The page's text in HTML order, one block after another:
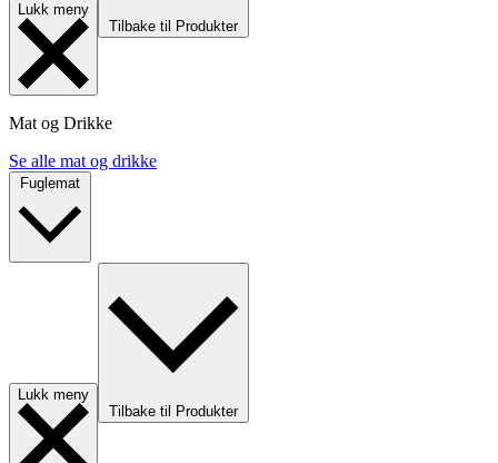
Lukk meny
Tilbake til Produkter
Mat og Drikke
Se alle mat og drikke
Lukk meny
Tilbake til Produkter